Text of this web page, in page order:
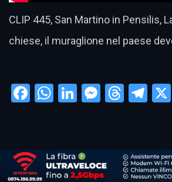
CLIP 445, San Martino in Pensilis,
chiese, il muraglione nel paese
Facebook
WhatsApp
LinkedIn